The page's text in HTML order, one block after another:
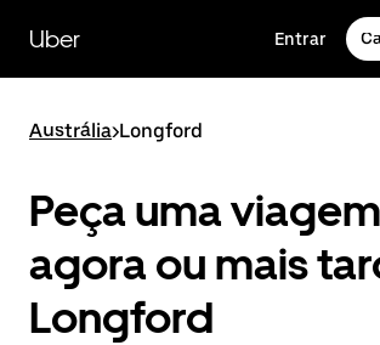
para
conteúdo
Uber Entrar
Austrália>Longford
Peça uma
agora ou mais
Longford